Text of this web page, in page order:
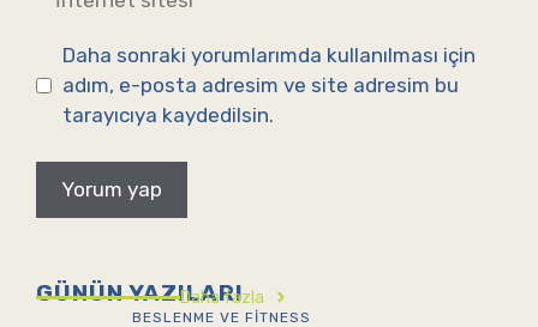
Daha sonraki yorumlarımda kullanılması için
adım, e-posta adresim ve site adresim bu
tarayıcıya kaydedilsin.
GÜNÜN YAZILARI
Daha fazla
BESLENME VE FITNESS